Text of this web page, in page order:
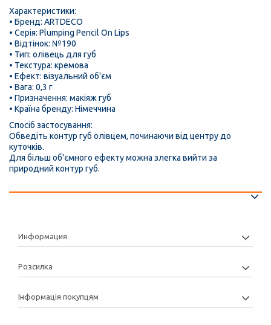
Характеристики:
• Бренд: ARTDECO
• Серія: Plumping Pencil On Lips
• Відтінок: №190
• Тип: олівець для губ
• Текстура: кремова
• Ефект: візуальний об'єм
• Вага: 0,3 г
• Призначення: макіяж губ
• Країна бренду: Німеччина
Спосіб застосування:
Обведіть контур губ олівцем, починаючи від центру до
куточків.
Для більш об'ємного ефекту можна злегка вийти за
природний контур губ.
Информация
Розсилка
Інформація покупцям